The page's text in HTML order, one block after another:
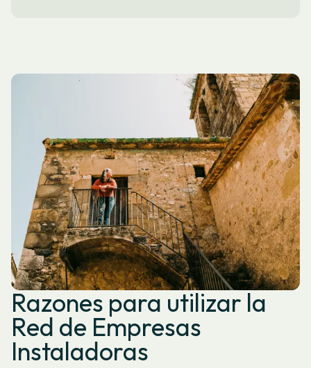
Razones para utilizar la
Red de Empresas
Instaladoras